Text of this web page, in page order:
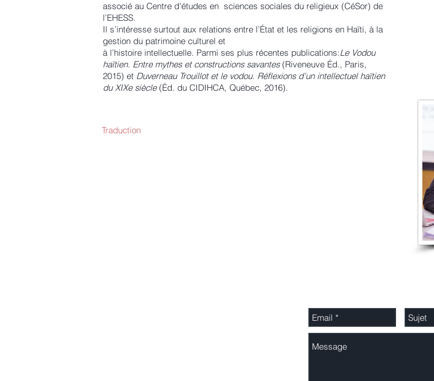
associé au Centre d’études en sciences sociales du religieux (CéSor) de
l’EHESS.
Il s’intéresse surtout aux relations entre l’État et les religions en Haïti, à la
gestion du patrimoine culturel et
à l’histoire intellectuelle. Parmi ses plus récentes publications:Le Vodou
haïtien. Entre mythes et constructions savantes (Riveneuve Éd., Paris,
2015) et Duverneau Trouillot et le vodou. Réflexions d’un intellectuel haïtien
du XIXe siècle(Éd. du CIDIHCA, Québec, 2016).
Traduction